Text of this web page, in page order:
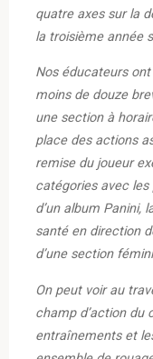
quatre axes sur la
la troisième année
Nos éducateurs
moins de douze
une section à
place des actions
remise du joueur
catégories avec les
d’un album Panini,
santé en direction
d’une section
On peut voir au
champ d’action du
entraînements et